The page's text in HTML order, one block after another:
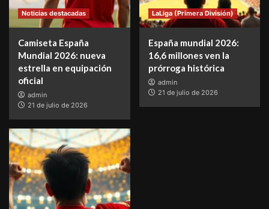
Noticias destacadas
Camiseta España
Mundial 2026: nueva
estrella en equipación
oficial
admin
21 de julio de 2026
LaLiga (Primera División)
España mundial 2026:
16,6 millones ven la
prórroga histórica
admin
21 de julio de 2026